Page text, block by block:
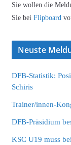
Sie wollen die
Sie bei Flipboard
Neuste
DFB-Statistik:
Schiris
Trainer/innen-
DFB-Präsidium
KSC U19 muss